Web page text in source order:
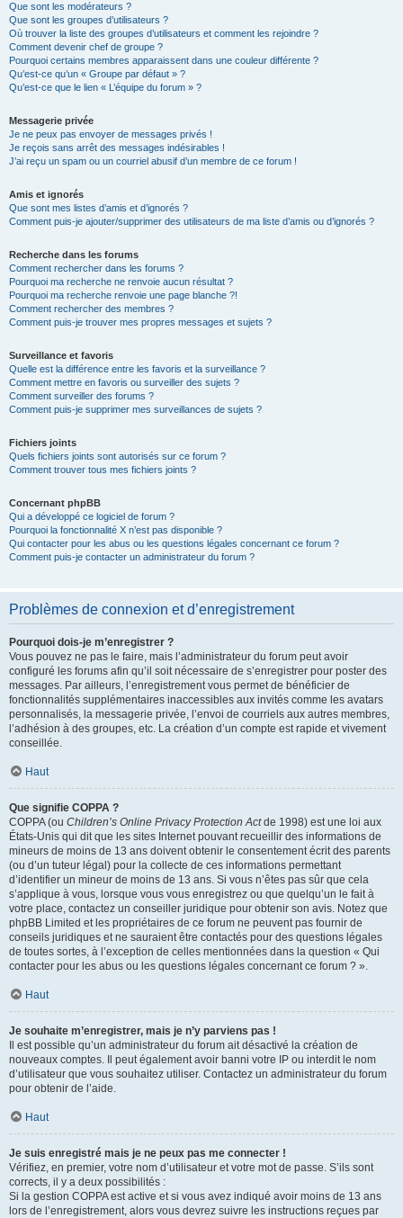
Que sont les modérateurs ?
Que sont les groupes d’utilisateurs ?
Où trouver la liste des groupes d’utilisateurs et comment les rejoindre ?
Comment devenir chef de groupe ?
Pourquoi certains membres apparaissent dans une couleur différente ?
Qu’est-ce qu’un « Groupe par défaut » ?
Qu’est-ce que le lien « L’équipe du forum » ?
Messagerie privée
Je ne peux pas envoyer de messages privés !
Je reçois sans arrêt des messages indésirables !
J’ai reçu un spam ou un courriel abusif d’un membre de ce forum !
Amis et ignorés
Que sont mes listes d’amis et d’ignorés ?
Comment puis-je ajouter/supprimer des utilisateurs de ma liste d’amis ou d’ignorés ?
Recherche dans les forums
Comment rechercher dans les forums ?
Pourquoi ma recherche ne renvoie aucun résultat ?
Pourquoi ma recherche renvoie une page blanche ?!
Comment rechercher des membres ?
Comment puis-je trouver mes propres messages et sujets ?
Surveillance et favoris
Quelle est la différence entre les favoris et la surveillance ?
Comment mettre en favoris ou surveiller des sujets ?
Comment surveiller des forums ?
Comment puis-je supprimer mes surveillances de sujets ?
Fichiers joints
Quels fichiers joints sont autorisés sur ce forum ?
Comment trouver tous mes fichiers joints ?
Concernant phpBB
Qui a développé ce logiciel de forum ?
Pourquoi la fonctionnalité X n’est pas disponible ?
Qui contacter pour les abus ou les questions légales concernant ce forum ?
Comment puis-je contacter un administrateur du forum ?
Problèmes de connexion et d’enregistrement
Pourquoi dois-je m’enregistrer ?
Vous pouvez ne pas le faire, mais l’administrateur du forum peut avoir
configuré les forums afin qu’il soit nécessaire de s’enregistrer pour poster des
messages. Par ailleurs, l’enregistrement vous permet de bénéficier de
fonctionnalités supplémentaires inaccessibles aux invités comme les avatars
personnalisés, la messagerie privée, l’envoi de courriels aux autres membres,
l’adhésion à des groupes, etc. La création d’un compte est rapide et vivement
conseillée.
Haut
Que signifie COPPA ?
COPPA (ou Children’s Online Privacy Protection Actde 1998) est une loi aux
États-Unis qui dit que les sites Internet pouvant recueillir des informations de
mineurs de moins de 13 ans doivent obtenir le consentement écrit des parents
(ou d’un tuteur légal) pour la collecte de ces informations permettant
d’identifier un mineur de moins de 13 ans. Si vous n’êtes pas sûr que cela
s’applique à vous, lorsque vous vous enregistrez ou que quelqu’un le fait à
votre place, contactez un conseiller juridique pour obtenir son avis. Notez que
phpBB Limited et les propriétaires de ce forum ne peuvent pas fournir de
conseils juridiques et ne sauraient être contactés pour des questions légales
de toutes sortes, à l’exception de celles mentionnées dans la question « Qui
contacter pour les abus ou les questions légales concernant ce forum ? ».
Haut
Je souhaite m’enregistrer, mais je n’y parviens pas !
Il est possible qu’un administrateur du forum ait désactivé la création de
nouveaux comptes. Il peut également avoir banni votre IP ou interdit le nom
d’utilisateur que vous souhaitez utiliser. Contactez un administrateur du forum
pour obtenir de l’aide.
Haut
Je suis enregistré mais je ne peux pas me connecter !
Vérifiez, en premier, votre nom d’utilisateur et votre mot de passe. S’ils sont
corrects, il y a deux possibilités :
Si la gestion COPPA est active et si vous avez indiqué avoir moins de 13 ans
lors de l’enregistrement, alors vous devrez suivre les instructions reçues par